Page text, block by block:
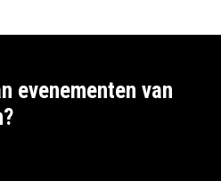
evenementen van